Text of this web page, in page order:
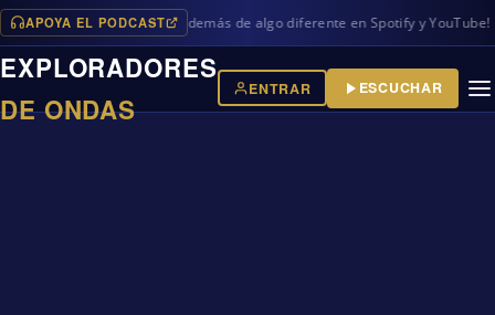
APOYA EL PODCAST
programas en iVoox, además de algo diferente en Spotify y YouTube!
EXPLORADORES
DE ONDAS
ENTRAR ESCUCHAR